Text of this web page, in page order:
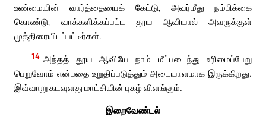
உண்மையின் வார்த்தையைக் கேட்டு, அவர்மீது நம்பிக்கை
கொண்டு, வாக்களிக்கப்பட்ட தூய ஆவியால் அவருக்குள்
முத்திரையிடப்பட்டீர்கள்.
14 அந்தத் தூய ஆவியே நாம் மீட்படைந்து உரிமைப்பேறு
பெறுவோம் என்பதை உறுதிப்படுத்தும் அடையாளமாக இருக்கிறது.
இவ்வாறு கடவுளது மாட்சியின் புகழ் விளங்கும்.
இறைவேண்டல்